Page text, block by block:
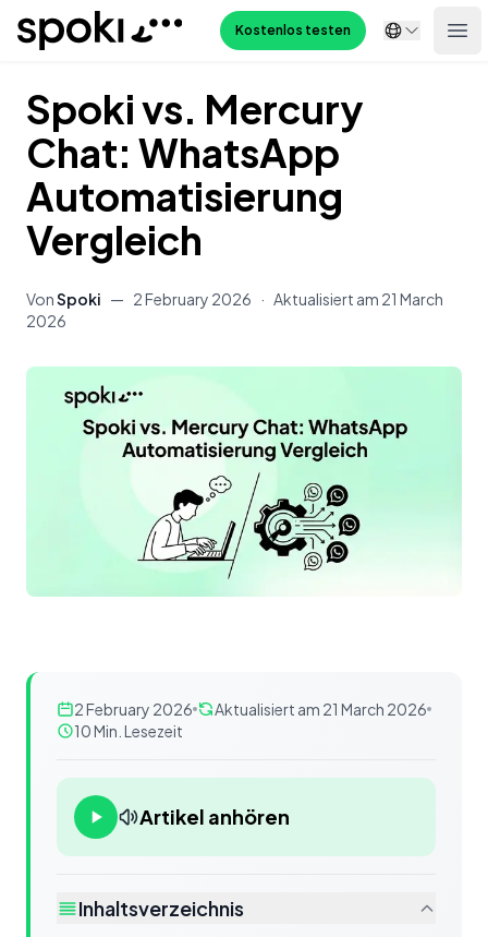
Spoki Kostenlos testen
Spoki vs. Mercury
Chat: WhatsApp
Automatisierung
Vergleich
VonSpoki — 2 February 2026 · Aktualisiert am 21 March
2026
Inhalt
2 February 2026
Aktualisiert am 21 March 2026
10 Min. Lesezeit
Artikel anhören
Inhaltsverzeichnis